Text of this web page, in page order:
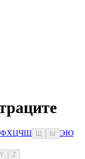
ФХЦЧШ Ы ЭЮ
Y Z